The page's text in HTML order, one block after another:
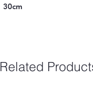
30cm
Related